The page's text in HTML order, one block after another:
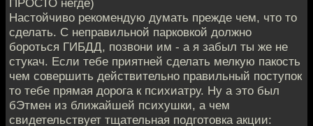
Настойчиво рекомендую думать прежде чем, что то
сделать. С неправильной парковкой должно
бороться ГИБДД, позвони им - а я забыл ты же не
стукач. Если тебе приятней сделать мелкую пакость
чем совершить действительно правильный поступок
то тебе прямая дорога к психиатру. Ну а это был
бЭтмен из ближайшей психушки, а чем
свидетельствует тщательная подготовка акции: